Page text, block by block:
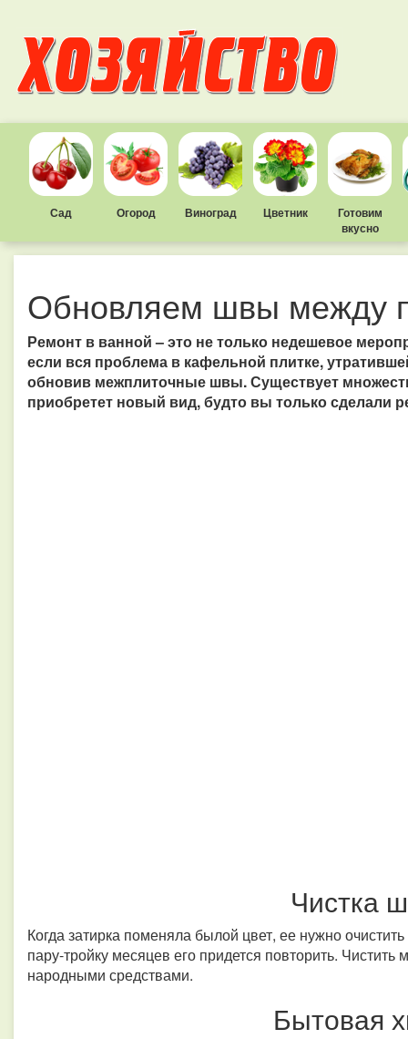
Сад Огород Виноград Цветник
Готовим
вкусно
Обновляем швы между
Ремонт в ванной – это не только недешевое
если вся проблема в кафельной плитке,
обновив межплиточные швы. Существует
приобретет новый вид, будто вы только сделали
Чистка
Когда затирка поменяла былой цвет, ее нужно
пару-тройку месяцев его придется повторить.
народными средствами.
Бытовая